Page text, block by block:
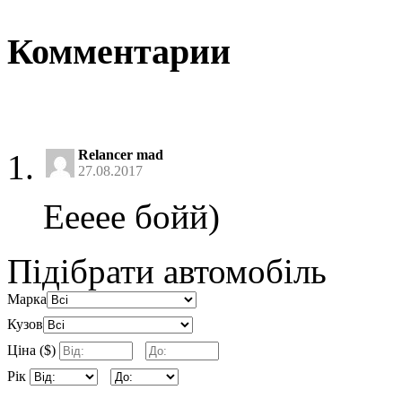
Комментарии
Relancer mad
27.08.2017
Еееее бойй)
Підібрати автомобіль
Марка
Кузов
Ціна ($)
Рік